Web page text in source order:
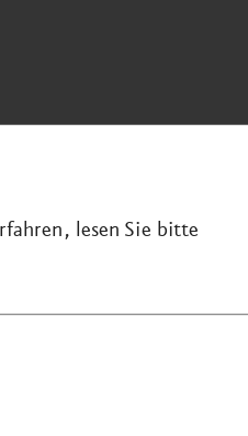
lesen Sie bitte